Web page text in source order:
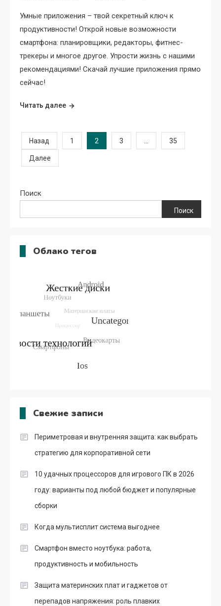
Умные приложения – твой секретный ключ к
продуктивности! Открой новые возможности
смартфона: планировщики, редакторы, фитнес-
трекеры и многое другое. Упрости жизнь с нашими
рекомендациями! Скачай лучшие приложения прямо
сейчас!
Читать далее
Пагинация
записей
Назад 1 2 3 … 35
Далее
Поиск
Поиск
Облако тегов
Свежие записи
Периметровая и внутренняя защита: как выбрать
стратегию для корпоративной сети
10 удачных процессоров для игрового ПК в 2026
году: варианты под любой бюджет и популярные
сборки
Когда мультисплит система выгоднее
Смартфон вместо ноутбука: работа,
продуктивность и мобильность
Защита материнских плат и гаджетов от
перепадов напряжения: роль плавких